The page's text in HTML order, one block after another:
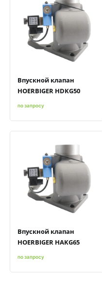
Быстрый просмотрДобавить к сравнению
Добавить в
Впускной клапан
HOERBIGER HDKG50
по запросу
Быстрый просмотрДобавить к сравнению
Добавить в
Впускной клапан
HOERBIGER HAKG65
по запросу